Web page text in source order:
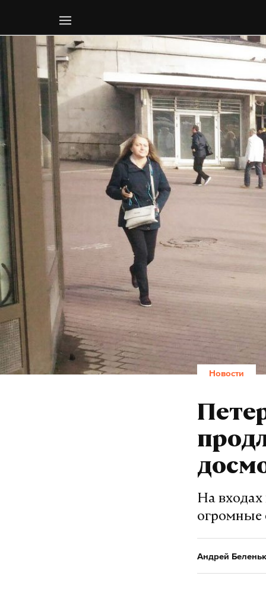
Новости
На входах
огромные
Андрей